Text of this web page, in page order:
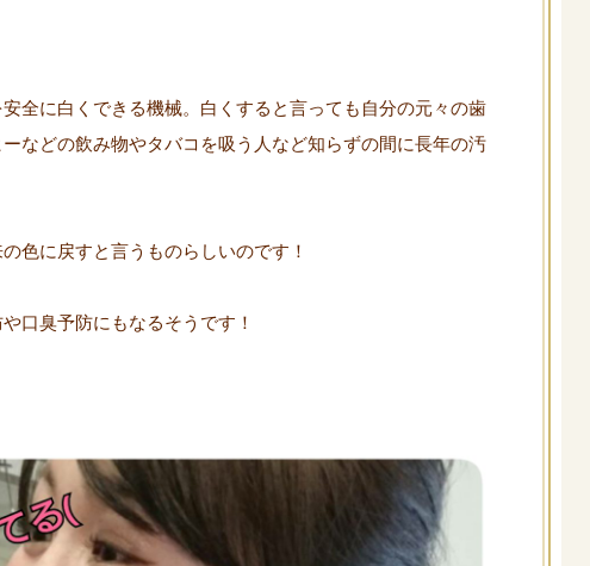
全に白くできる機械。白くすると言っても自分の元々の歯
などの飲み物やタバコを吸う人など知らずの間に長年の汚
色に戻すと言うものらしいのです！
口臭予防にもなるそうです！